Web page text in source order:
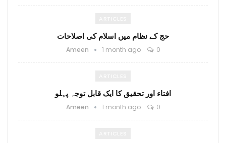
حج کے نظام میں اسلام کی اصلاحات
Ameen 1 month ago 0
افتاء اور تحقیق کا ایک قابل توجہ پہلو
Ameen 1 month ago 0